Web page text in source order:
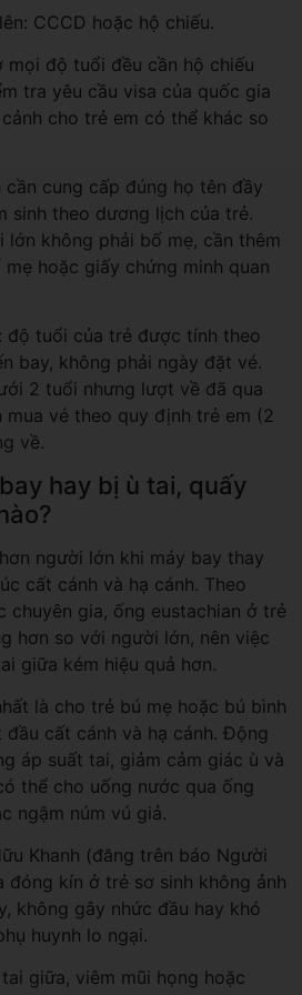
CCCD hoặc hộ chiếu.
độ tuổi đều cần hộ chiếu
tra yêu cầu visa của quốc gia
cho trẻ em có thể khác so
cần cung cấp đúng họ tên đầy
sinh theo dương lịch của trẻ.
lớn không phải bố mẹ, cần thêm
hoặc giấy chứng minh quan
độ tuổi của trẻ được tính theo
bay, không phải ngày đặt vé.
2 tuổi nhưng lượt về đã qua
mua vé theo quy định trẻ em (2
về.
hay bị ù tai, quấy
người lớn khi máy bay thay
cất cánh và hạ cánh. Theo
chuyên gia, ống eustachian ở trẻ
hơn so với người lớn, nên việc
giữa kém hiệu quả hơn.
là cho trẻ bú mẹ hoặc bú bình
cất cánh và hạ cánh. Động
áp suất tai, giảm cảm giác ù và
thể cho uống nước qua ống
ngậm núm vú giả.
Khanh (đăng trên báo Người
kín ở trẻ sơ sinh không ảnh
không gây nhức đầu hay khó
huynh lo ngại.
giữa, viêm mũi họng hoặc